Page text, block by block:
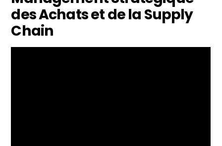
des Achats et de la Supply
Chain